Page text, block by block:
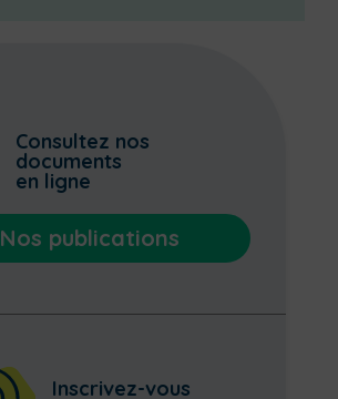
Consultez nos
documents
en ligne
Nos publications
Inscrivez-vous